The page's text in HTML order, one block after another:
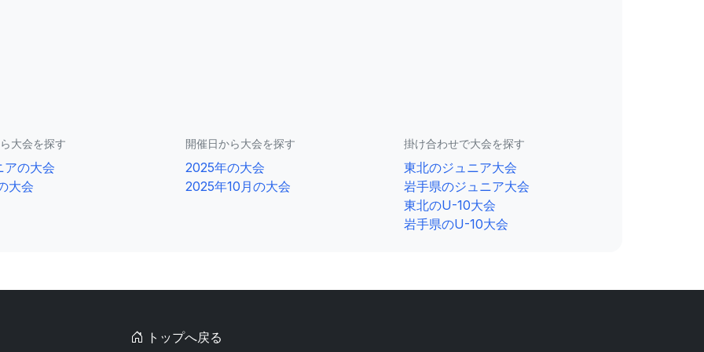
大会を探す
アの大会
大会
開催日から大会を探す
2025年の大会
2025年10月の大会
掛け合わせで大会を探す
東北のジュニア大会
岩手県のジュニア大会
東北のU-10大会
岩手県のU-10大会
トップへ戻る